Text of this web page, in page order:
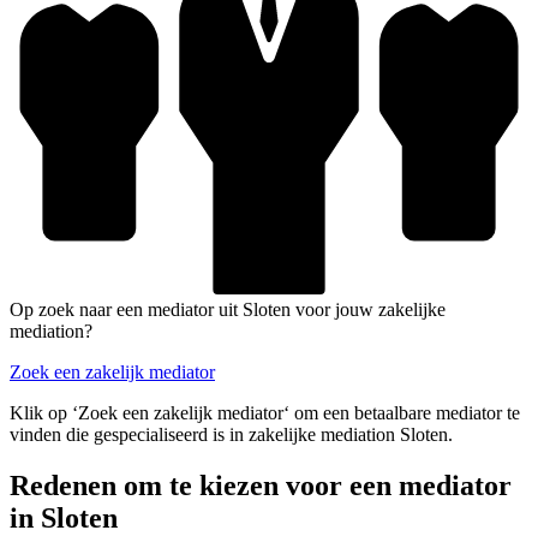
Op zoek naar een mediator uit Sloten voor jouw zakelijke
mediation?
Zoek een zakelijk mediator
Klik op ‘Zoek een zakelijk mediator‘ om een betaalbare mediator te
vinden die gespecialiseerd is in zakelijke mediation Sloten.
Redenen om te kiezen voor een mediator
in Sloten